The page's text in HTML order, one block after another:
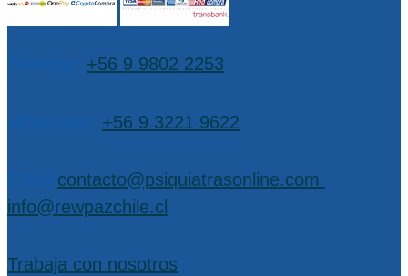
+56 9 9802 2253
+56 9 3221 9622
contacto@psiquiatrasonline.com
info@rewpazchile.cl
Trabaja con nosotros